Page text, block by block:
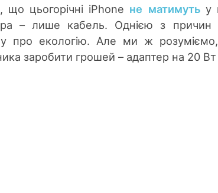
що цьогорічні iPhone не матимутьу
– лише кабель. Однією з причин
про екологію. Але ми ж
заробити грошей – адаптер на 20